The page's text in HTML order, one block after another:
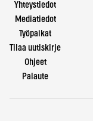
Yhteystiedot
Mediatiedot
Työpaikat
Tilaa uutiskirje
Ohjeet
Palaute